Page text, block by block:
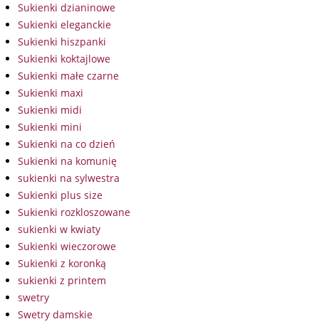
Sukienki dzianinowe
Sukienki eleganckie
Sukienki hiszpanki
Sukienki koktajlowe
Sukienki małe czarne
Sukienki maxi
Sukienki midi
Sukienki mini
Sukienki na co dzień
Sukienki na komunię
sukienki na sylwestra
Sukienki plus size
Sukienki rozkloszowane
sukienki w kwiaty
Sukienki wieczorowe
Sukienki z koronką
sukienki z printem
swetry
Swetry damskie